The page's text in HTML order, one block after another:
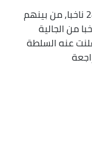
تعداد الهيئة الناخبة بلغ 24.727.041 ناخبا, من بينهم
الوطن و 854.285 ناخبا من الجالية
عنه السلطة